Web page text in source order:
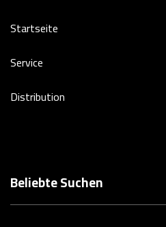
Startseite
Service
Distribution
Beliebte Suchen